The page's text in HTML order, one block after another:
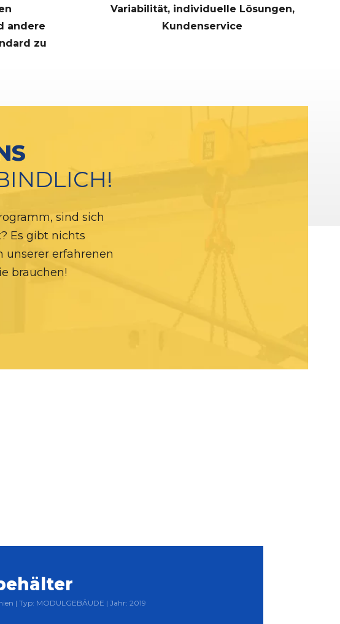
andere
zu
Variabilität, individuelle Lösungen,
Kundenservice
sind sich
Es gibt nichts
unserer erfahrenen
brauchen!
| Typ: MODULGEBÄUDE | Jahr: 2019